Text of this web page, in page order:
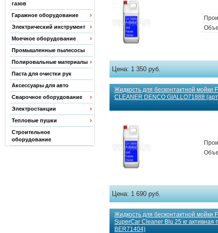
газов
Гаражное оборудование
Электрический инструмент
Моечное оборудование
Промышленные пылесосы
Полировальные материалы
Паста для очистки рук
Аксессуары для авто
Сварочное оборудование
Электростанции
Тепловые пушки
Строительное
оборудование
Цена:1 350 руб.
Жидкость для бесконтактной мойки
CLEANER DENCO GIALLO71888
Цена:1 690 руб.
Жидкость для бесконтактной мойки
SuperCar Cleaner Blu 25 кг активная
BER71404)